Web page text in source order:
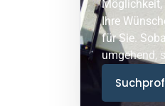
Möglichkeit,
Ihre
für Sie.
umgehend,